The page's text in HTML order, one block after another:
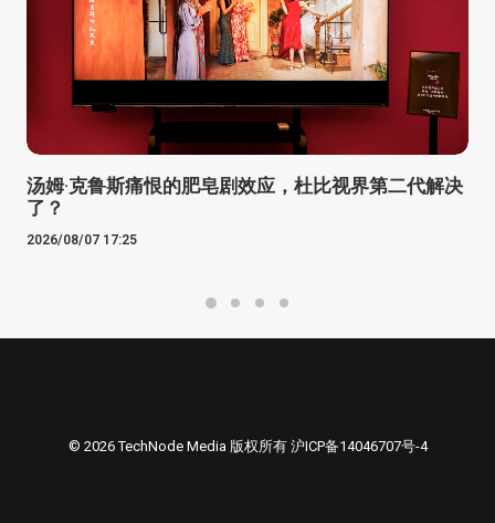
汤姆·克鲁斯痛恨的肥皂剧效应，杜比视界第二代解决
了？
2026/08/07 17:25
© 2026 TechNode Media 版权所有 沪ICP备14046707号-4